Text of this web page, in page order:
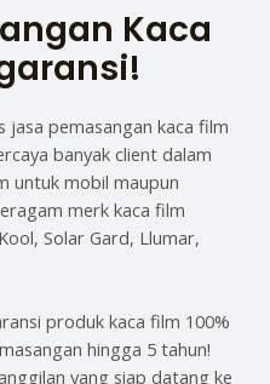
Kaca
jasa pemasangan kaca film
banyak client dalam
untuk mobil maupun
merk kaca film
Solar Gard, Llumar,
produk kaca film 100%
hingga 5 tahun!
yang siap datang ke